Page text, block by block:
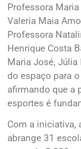
Professora
Valeria Maia
Professora
Henrique Costa
Maria José,
do espaço para
afirmando que a
esportes é
Com a iniciativa,
abrange 31